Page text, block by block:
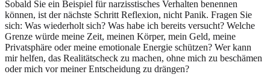
Sobald Sie ein Beispiel für narzisstisches Verhalten benennen
können, ist der nächste Schritt Reflexion, nicht Panik. Fragen Sie
sich: Was wiederholt sich? Was habe ich bereits versucht? Welche
Grenze würde meine Zeit, meinen Körper, mein Geld, meine
Privatsphäre oder meine emotionale Energie schützen? Wer kann
mir helfen, das Realitätscheck zu machen, ohne mich zu beschämen
oder mich vor meiner Entscheidung zu drängen?